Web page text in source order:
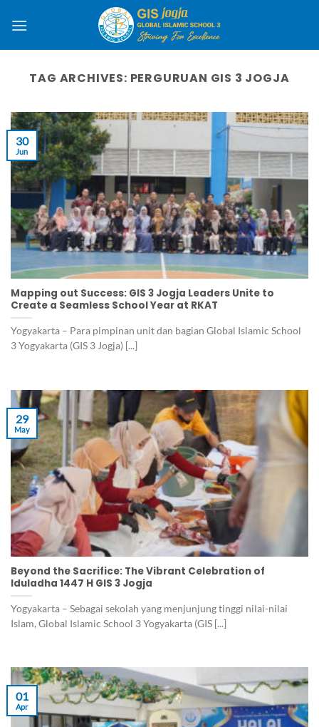
TAG ARCHIVES: PERGURUAN GIS 3 JOGJA
Mapping out Success: GIS 3 Jogja Leaders Unite to
Create a Seamless School Year at RKAT
Yogyakarta – Para pimpinan unit dan bagian Global Islamic School
3 Yogyakarta (GIS 3 Jogja) [...]
30
Jun
Beyond the Sacrifice: The Vibrant Celebration of
Iduladha 1447 H GIS 3 Jogja
Yogyakarta – Sebagai sekolah yang menjunjung tinggi nilai-nilai
Islam, Global Islamic School 3 Yogyakarta (GIS [...]
29
May
01
Apr